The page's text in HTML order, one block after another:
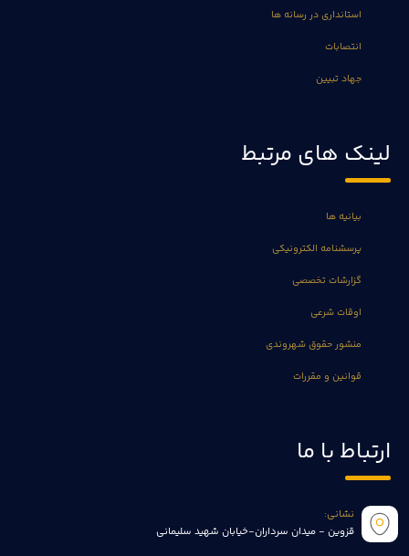
استانداری در رسانه ها
انتصابات
جهاد تبیین
لینک های مرتبط
بیانیه ها
پرسشنامه الکترونیکی
گزارشات تخصصی
اوقات شرعی
منشور حقوق شهروندی
قوانین و مقررات
ارتباط با ما
نشانی:
قزوین - میدان سرداران-خیابان شهید سلیمانی